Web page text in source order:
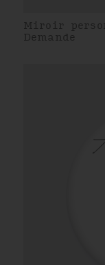
Miroir
Demande